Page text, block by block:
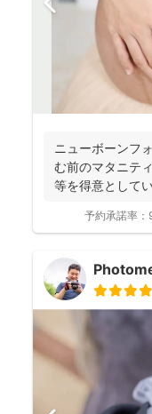
ニューボーンフ
む前のマタニテ
等を得意として
予約承諾率：